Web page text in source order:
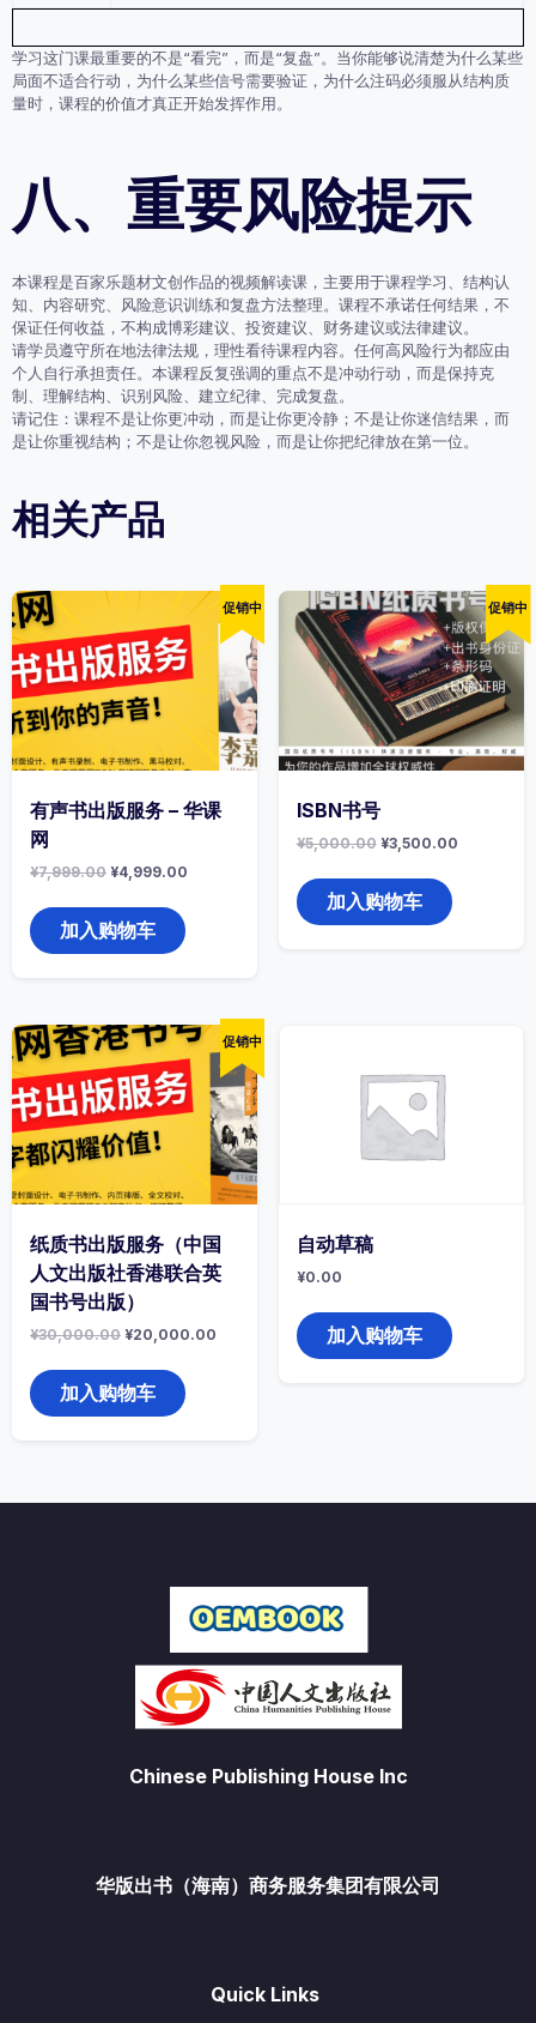
学习这门课最重要的不是“看完”，而是“复盘”。当你能够说清楚为什么某些
局面不适合行动，为什么某些信号需要验证，为什么注码必须服从结构质
量时，课程的价值才真正开始发挥作用。
八、重要风险提示
本课程是百家乐题材文创作品的视频解读课，主要用于课程学习、结构认
知、内容研究、风险意识训练和复盘方法整理。课程不承诺任何结果，不
保证任何收益，不构成博彩建议、投资建议、财务建议或法律建议。
请学员遵守所在地法律法规，理性看待课程内容。任何高风险行为都应由
个人自行承担责任。本课程反复强调的重点不是冲动行动，而是保持克
制、理解结构、识别风险、建立纪律、完成复盘。
请记住：课程不是让你更冲动，而是让你更冷静；不是让你迷信结果，而
是让你重视结构；不是让你忽视风险，而是让你把纪律放在第一位。
相关产品
促销中
有声书出版服务 – 华课
网
¥7,999.00 原
为：
¥7,999.00。
¥4,999.00
加入购物车
促销中
ISBN书号
¥5,000.00 原
为：
¥5,000.00。
¥3,500.00当
加入购物车
促销中
纸质书出版服务（中国
人文出版社香港联合英
国书号出版）
¥30,000.00 原
为：
¥30,000.00。
¥20,000.00
加入购物车
自动草稿
¥0.00
加入购物车
Chinese Publishing House Inc
华版出书（海南）商务服务集团有限公司
Quick Links